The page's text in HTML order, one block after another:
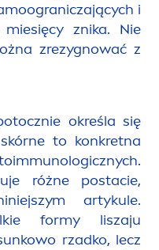
i
znika. Nie
zrezygnować z
określa się
to konkretna
różne postacie,
artykule.
formy liszaju
kowo rzadko, lecz